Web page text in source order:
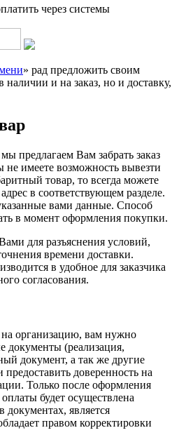
через системы
» рад предложить своим
наличии и на заказ, но и доставку,
предлагаем Вам забрать заказ
не имеете возможность вывезти
товар, то всегда можете
в соответствующем разделе.
вами данные. Способ
в момент оформления покупки.
для разъяснения условий,
времени доставки.
в удобное для заказчика
согласования.
организацию, вам нужно
документы (реализация,
документ, а так же другие
доверенность на
Только после оформления
будет осуществлена
документах, является
правом корректировки